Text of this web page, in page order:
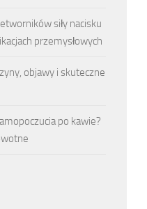
siły nacisku
przemysłowych
objawy i skuteczne
po kawie?